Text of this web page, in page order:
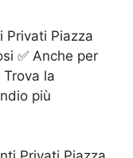
Privati Piazza
✅ Anche per
la
più